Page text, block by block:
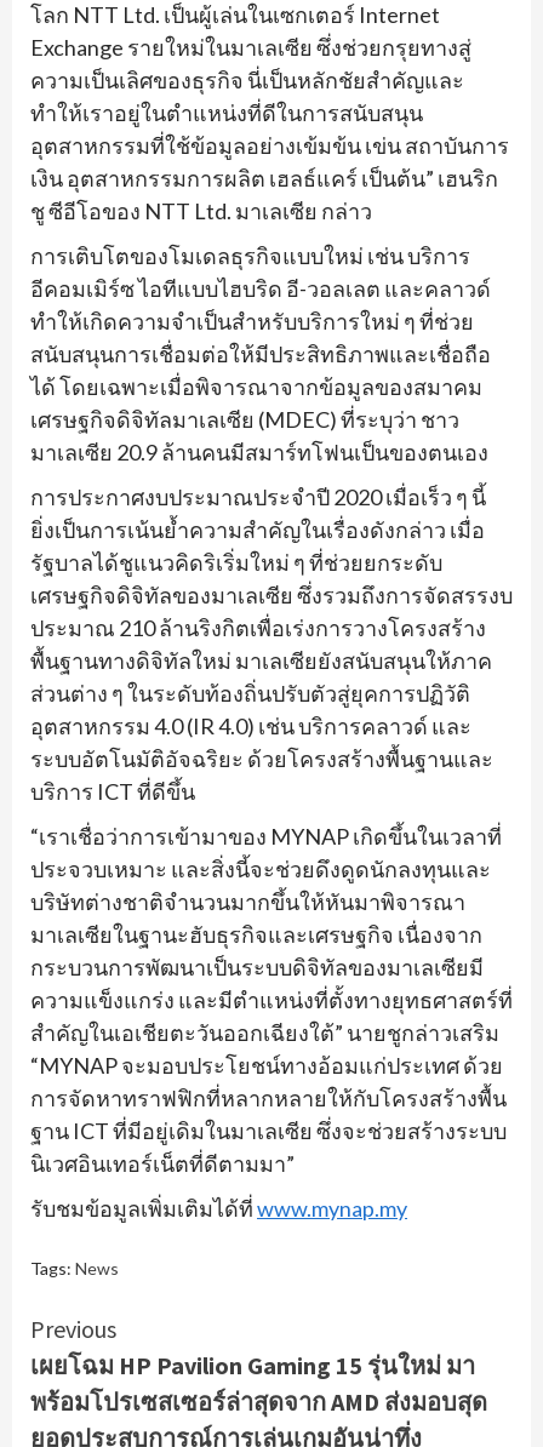
โลก NTT Ltd. เป็นผู้เล่นในเซกเตอร์ Internet
Exchange รายใหม่ในมาเลเซีย ซึ่งช่วยกรุยทางสู่
ความเป็นเลิศของธุรกิจ นี่เป็นหลักชัยสำคัญและ
ทำให้เราอยู่ในตำแหน่งที่ดีในการสนับสนุน
อุตสาหกรรมที่ใช้ข้อมูลอย่างเข้มข้น เข่น สถาบันการ
เงิน อุตสาหกรรมการผลิต เฮลธ์แคร์ เป็นต้น” เฮนริก
ชู ซีอีโอของ NTT Ltd. มาเลเซีย กล่าว
การเติบโตของโมเดลธุรกิจแบบใหม่ เช่น บริการ
อีคอมเมิร์ซ ไอทีแบบไฮบริด อี-วอลเลต และคลาวด์
ทำให้เกิดความจำเป็นสำหรับบริการใหม่ ๆ ที่ช่วย
สนับสนุนการเชื่อมต่อให้มีประสิทธิภาพและเชื่อถือ
ได้ โดยเฉพาะเมื่อพิจารณาจากข้อมูลของสมาคม
เศรษฐกิจดิจิทัลมาเลเซีย (MDEC) ที่ระบุว่า ชาว
มาเลเซีย 20.9 ล้านคนมีสมาร์ทโฟนเป็นของตนเอง
การประกาศงบประมาณประจำปี 2020 เมื่อเร็ว ๆ นี้
ยิ่งเป็นการเน้นย้ำความสำคัญในเรื่องดังกล่าว เมื่อ
รัฐบาลได้ชูแนวคิดริเริ่มใหม่ ๆ ที่ช่วยยกระดับ
เศรษฐกิจดิจิทัลของมาเลเซีย ซึ่งรวมถึงการจัดสรรงบ
ประมาณ 210 ล้านริงกิตเพื่อเร่งการวางโครงสร้าง
พื้นฐานทางดิจิทัลใหม่ มาเลเซียยังสนับสนุนให้ภาค
ส่วนต่าง ๆ ในระดับท้องถิ่นปรับตัวสู่ยุคการปฏิวัติ
อุตสาหกรรม 4.0 (IR 4.0) เช่น บริการคลาวด์ และ
ระบบอัตโนมัติอัจฉริยะ ด้วยโครงสร้างพื้นฐานและ
บริการ ICT ที่ดีขึ้น
“เราเชื่อว่าการเข้ามาของ MYNAP เกิดขึ้นในเวลาที่
ประจวบเหมาะ และสิ่งนี้จะช่วยดึงดูดนักลงทุนและ
บริษัทต่างชาติจำนวนมากขึ้นให้หันมาพิจารณา
มาเลเซียในฐานะฮับธุรกิจและเศรษฐกิจ เนื่องจาก
กระบวนการพัฒนาเป็นระบบดิจิทัลของมาเลเซียมี
ความแข็งแกร่ง และมีตำแหน่งที่ตั้งทางยุทธศาสตร์ที่
สำคัญในเอเชียตะวันออกเฉียงใต้” นายชูกล่าวเสริม
“MYNAP จะมอบประโยชน์ทางอ้อมแก่ประเทศ ด้วย
การจัดหาทราฟฟิกที่หลากหลายให้กับโครงสร้างพื้น
ฐาน ICT ที่มีอยู่เดิมในมาเลเซีย ซึ่งจะช่วยสร้างระบบ
นิเวศอินเทอร์เน็ตที่ดีตามมา”
รับชมข้อมูลเพิ่มเติมได้ที่www.mynap.my
Tags: News
Continue
Reading
Previous
เผยโฉม HP Pavilion Gaming 15 รุ่นใหม่ มา
พร้อมโปรเซสเซอร์ล่าสุดจาก AMD ส่งมอบสุด
ยอดประสบการณ์การเล่นเกมอันน่าทึ่ง